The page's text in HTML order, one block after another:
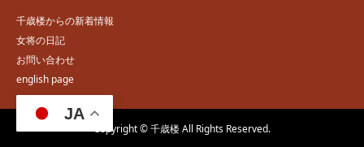
JA
千歳楼からの新着情報
女将の日記
お問い合わせ
english page
Copyright © 千歳楼 All Rights Reserved.